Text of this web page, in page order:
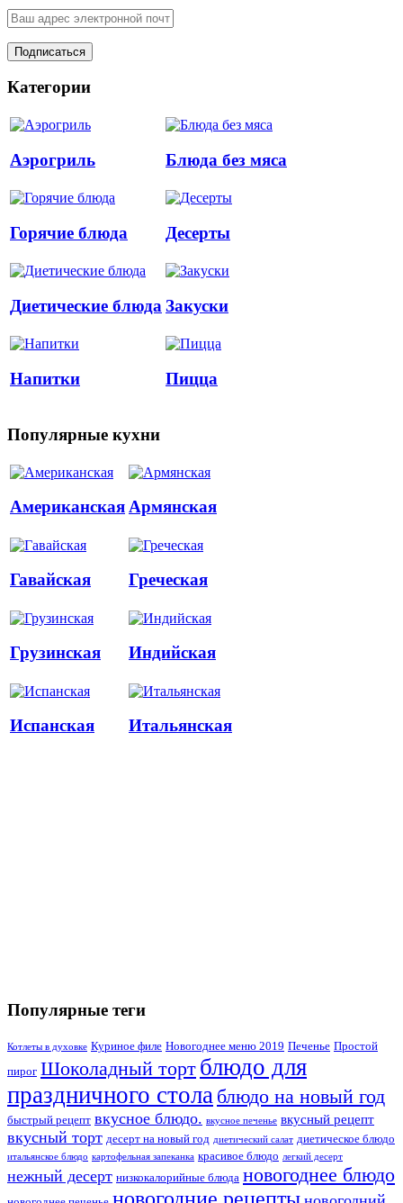
Категории
Аэрогриль Блюда без мяса
Горячие блюда Десерты
Диетические блюда Закуски
Напитки Пицца
Популярные кухни
АмериканскаяАрмянская
Гавайская Греческая
Грузинская Индийская
Испанская Итальянская
Популярные теги
Котлеты в духовке Куриное филе Новогоднее меню 2019 Печенье Простой
пирог Шоколадный торт блюдо для
праздничного стола блюдо на новый год
быстрый рецепт вкусное блюдо. вкусное печенье вкусный рецепт
вкусный торт десерт на новый год диетический салат диетическое блюдо
итальянское блюдо картофельная запеканка красивое блюдо легкий десерт
нежный десерт низкокалорийные блюда новогоднее блюдо